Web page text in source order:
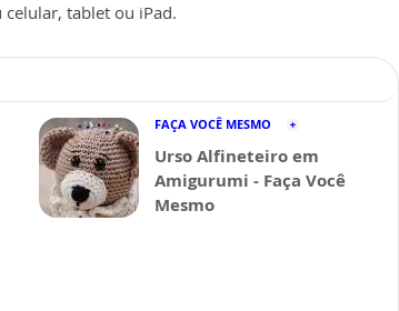
tablet ou iPad.
FAÇA VOCÊ MESMO
Urso Alfineteiro em
Amigurumi - Faça Você
Mesmo